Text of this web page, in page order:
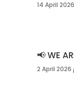
14 April 2026
📢 WE
2 April 2026